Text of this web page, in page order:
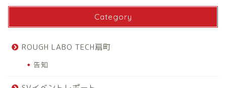
Category
ROUGH LABO TECH扇町
告知